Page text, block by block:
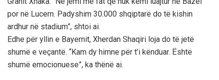
por në Lucern. Padyshim 30.000 shqiptarë do të kishin
ardhur në stadium”, shtoi ai.
Edhe për yllin e Bayernit, Xherdan Shaqiri loja do të jetë
shumë e veçantë. “Kam dy himne për t’i kënduar. Është
shumë emocionuese”, ka thënë ai.